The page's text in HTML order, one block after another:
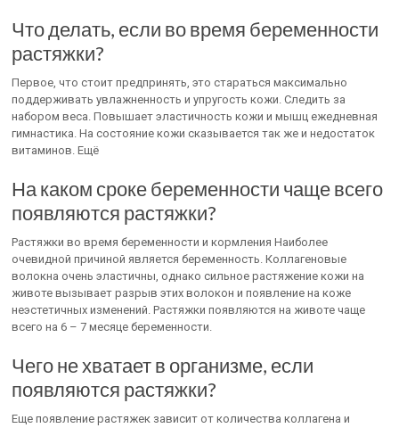
Что делать, если во время беременности
растяжки?
Первое, что стоит предпринять, это стараться максимально
поддерживать увлажненность и упругость кожи. Следить за
набором веса. Повышает эластичность кожи и мышц ежедневная
гимнастика. На состояние кожи сказывается так же и недостаток
витаминов. Ещё
На каком сроке беременности чаще всего
появляются растяжки?
Растяжки во время беременности и кормления Наиболее
очевидной причиной является беременность. Коллагеновые
волокна очень эластичны, однако сильное растяжение кожи на
животе вызывает разрыв этих волокон и появление на коже
неэстетичных изменений. Растяжки появляются на животе чаще
всего на 6 – 7 месяце беременности.
Чего не хватает в организме, если
появляются растяжки?
Еще появление растяжек зависит от количества коллагена и